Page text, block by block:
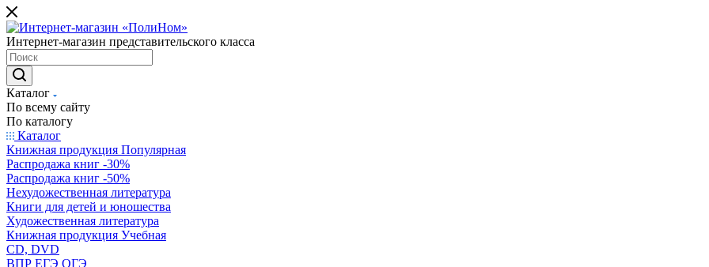
Интернет-магазин представительского класса
Каталог
По всему сайту
По каталогу
Каталог
Книжная продукция Популярная
Распродажа книг -30%
Распродажа книг -50%
Нехудожественная литература
Книги для детей и юношества
Художественная литература
Книжная продукция Учебная
CD, DVD
ВПР ЕГЭ ОГЭ